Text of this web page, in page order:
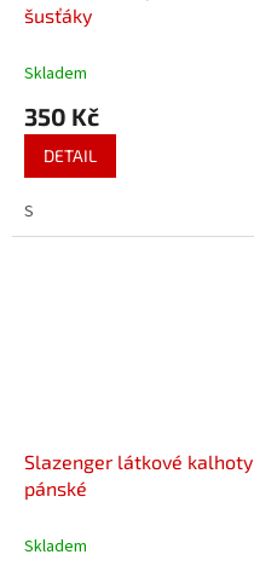
šusťáky
Skladem
350 Kč
DETAIL
S
Slazenger látkové kalhoty
pánské
Skladem